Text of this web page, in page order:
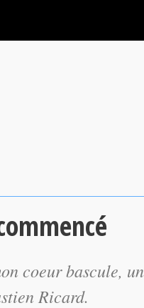
coeur bascule, un
Ricard.